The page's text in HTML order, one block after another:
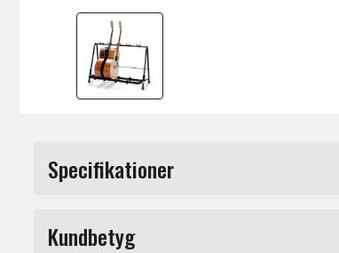
Specifikationer
Kundbetyg